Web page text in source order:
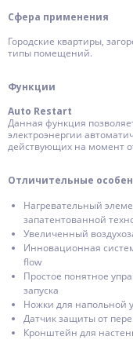
Сфера применения
Городские квартиры,
типы помещений.
Функции
Auto Restart
Данная функция
электроэнергии
действующих на момент
Отличительные
Нагревательный
запатентованной
Увеличенный
Инновационная
flow
Простое понятное
запуска
Ножки для напольной
Датчик защиты от
Кронштейн для